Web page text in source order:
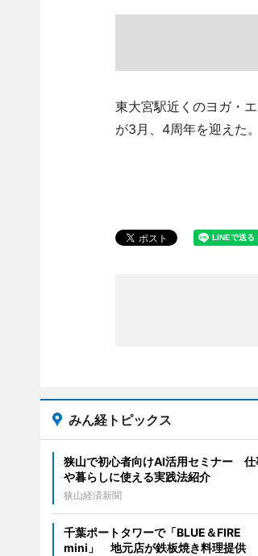
東大宮駅近くのヨガ・
が3月、4周年を迎えた。
みん経トピックス
狭山で初心者向けAI活用セミナー 仕
や暮らしに使える実践法紹介
狭山経済新聞
千葉ポートタワーで「BLUE＆FIRE
mini」 地元店が鉄板焼き料理提供